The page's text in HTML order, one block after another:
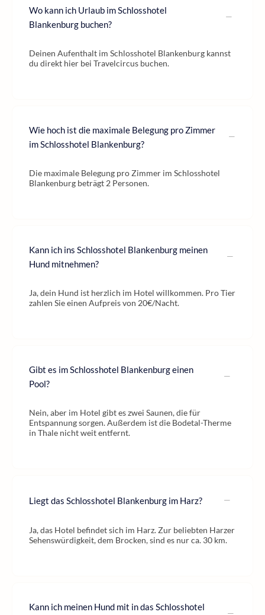
Wo kann ich Urlaub im Schlosshotel
Blankenburg buchen?
Deinen Aufenthalt im Schlosshotel Blankenburg kannst
du direkt hier bei Travelcircus buchen.
Wie hoch ist die maximale Belegung pro Zimmer
im Schlosshotel Blankenburg?
Die maximale Belegung pro Zimmer im Schlosshotel
Blankenburg beträgt 2 Personen.
Kann ich ins Schlosshotel Blankenburg meinen
Hund mitnehmen?
Ja, dein Hund ist herzlich im Hotel willkommen. Pro Tier
zahlen Sie einen Aufpreis von 20€/Nacht.
Gibt es im Schlosshotel Blankenburg einen
Pool?
Nein, aber im Hotel gibt es zwei Saunen, die für
Entspannung sorgen. Außerdem ist die Bodetal-Therme
in Thale nicht weit entfernt.
Liegt das Schlosshotel Blankenburg im Harz?
Ja, das Hotel befindet sich im Harz. Zur beliebten Harzer
Sehenswürdigkeit, dem Brocken, sind es nur ca. 30 km.
Kann ich meinen Hund mit in das Schlosshotel